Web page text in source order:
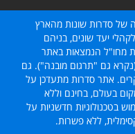
של סדרות שונות מהארץ
יעד שונים, בניהם
מחו"ל הנמצאות באתר
גם "תרגום מובנה"). גם
אתר סדרות מתעדכן על
בעולם, בחינם וללא
בטכנולוגיות חדשניות על
ללא פשרות.